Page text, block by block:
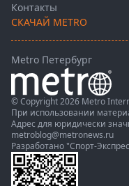
Контакты
СКАЧАЙ METRO
Metro Петербург
© Copyright 2026 Metro
При использовании
Адрес для юридически
metroblog@metronews.ru
Разработано "Спорт-